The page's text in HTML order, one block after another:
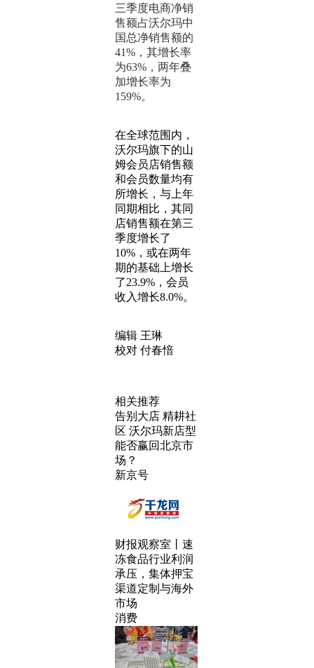
三季度电商净销
售额占沃尔玛中
国总净销售额的
41%，其增长率
为63%，两年叠
加增长率为
159%。
在全球范围内，
沃尔玛旗下的山
姆会员店销售额
和会员数量均有
所增长，与上年
同期相比，其同
店销售额在第三
季度增长了
10%，或在两年
期的基础上增长
了23.9%，会员
收入增长8.0%。
编辑 王琳
校对 付春愔
相关推荐
告别大店 精耕社
区 沃尔玛新店型
能否赢回北京市
场？
新京号
财报观察室丨速
冻食品行业利润
承压，集体押宝
渠道定制与海外
市场
消费